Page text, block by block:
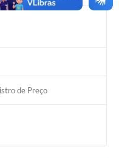
de Preço